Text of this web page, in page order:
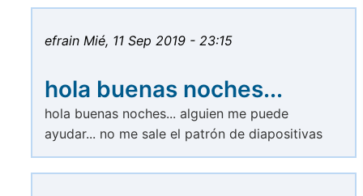
efrain Mié, 11 Sep 2019 - 23:15
hola buenas noches...
hola buenas noches... alguien me puede
ayudar... no me sale el patrón de diapositivas